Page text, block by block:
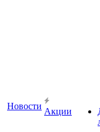
Новости
Акции